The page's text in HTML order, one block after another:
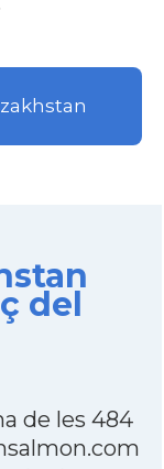
del
de les 484